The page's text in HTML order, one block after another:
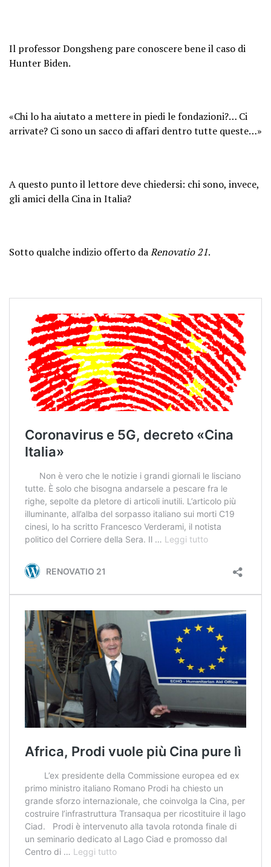
Il professor Dongsheng pare conoscere bene il caso di
Hunter Biden.
«Chi lo ha aiutato a mettere in piedi le fondazioni?… Ci
arrivate? Ci sono un sacco di affari dentro tutte queste…»
A questo punto il lettore deve chiedersi: chi sono, invece,
gli amici della Cina in Italia?
Sotto qualche indizio offerto daRenovatio 21.